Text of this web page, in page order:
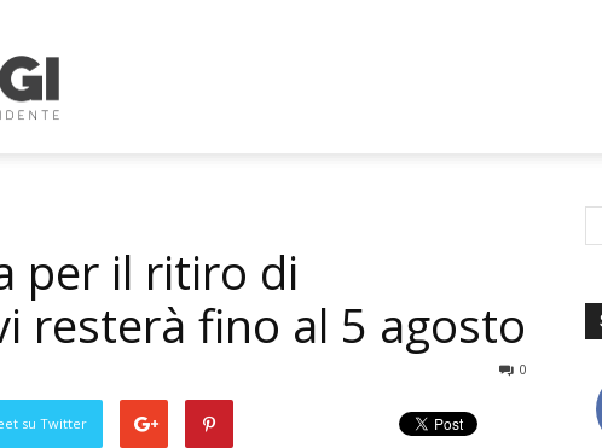
per il ritiro di
resterà fino al 5 agosto
0
su Twitter